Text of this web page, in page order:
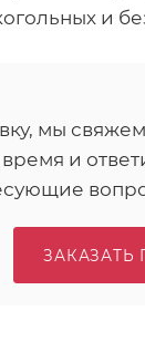
и
мы
и
ЗАКАЗАТЬ